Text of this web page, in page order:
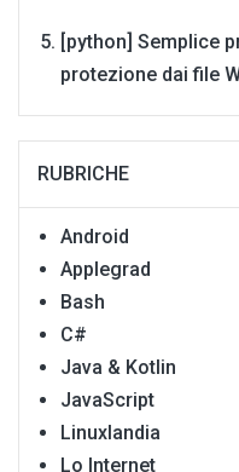
[python] Semplice
protezione dai file
RUBRICHE
Android
Applegrad
Bash
C#
Java & Kotlin
JavaScript
Linuxlandia
Lo Internet